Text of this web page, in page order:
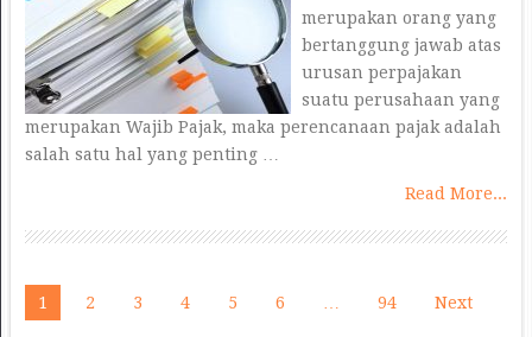
merupakan orang yang
bertanggung jawab atas
urusan perpajakan
suatu perusahaan yang
merupakan Wajib Pajak, maka perencanaan pajak adalah
salah satu hal yang penting …
Read More...
Navigasi
1 2 3 4 5 6 94 Next